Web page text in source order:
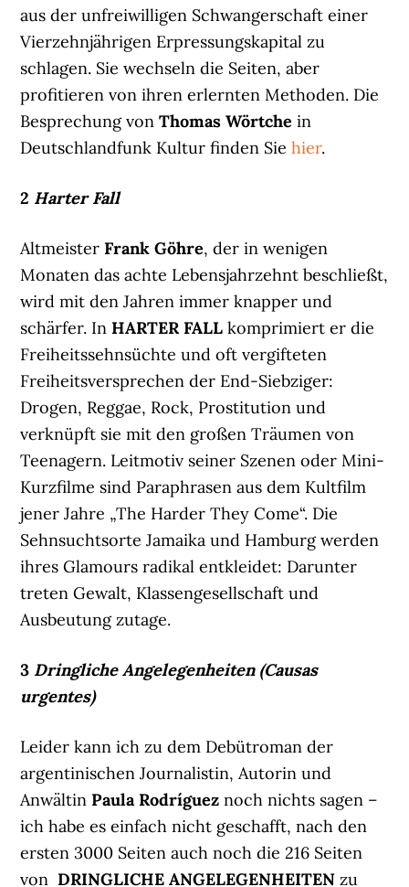
aus der unfreiwilligen Schwangerschaft einer
Vierzehnjährigen Erpressungskapital zu
schlagen. Sie wechseln die Seiten, aber
profitieren von ihren erlernten Methoden. Die
Besprechung vonThomas Wörtche in
Deutschlandfunk Kultur finden Siehier.
2 Harter Fall
Altmeister Frank Göhre, der in wenigen
Monaten das achte Lebensjahrzehnt beschließt,
wird mit den Jahren immer knapper und
schärfer. In HARTER FALL komprimiert er die
Freiheitssehnsüchte und oft vergifteten
Freiheitsversprechen der End-Siebziger:
Drogen, Reggae, Rock, Prostitution und
verknüpft sie mit den großen Träumen von
Teenagern. Leitmotiv seiner Szenen oder Mini-
Kurzfilme sind Paraphrasen aus dem Kultfilm
jener Jahre „The Harder They Come“. Die
Sehnsuchtsorte Jamaika und Hamburg werden
ihres Glamours radikal entkleidet: Darunter
treten Gewalt, Klassengesellschaft und
Ausbeutung zutage.
3 Dringliche Angelegenheiten (Causas
urgentes)
Leider kann ich zu dem Debütroman der
argentinischen Journalistin, Autorin und
Anwältin Paula Rodríguez noch nichts sagen –
ich habe es einfach nicht geschafft, nach den
ersten 3000 Seiten auch noch die 216 Seiten
von DRINGLICHE ANGELEGENHEITEN zu